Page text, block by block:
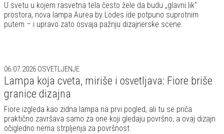
U svetu u kojem rasvetna tela često žele da budu „glavni lik“
prostora, nova lampa Aurea by Lodes ide potpuno suprotnim
putem – i upravo zato osvaja pažnju dizajnerske scene.
06.07.2026 OSVETLJENJE
Lampa koja cveta, miriše i osvetljava: Fiore briše
granice dizajna
Fiore izgleda kao zidna lampa na prvi pogled, ali tu se priča
praktično završava samo za one koji gledaju površno, a ovaj dizajn
očigledno nema strpljenja za površnost.